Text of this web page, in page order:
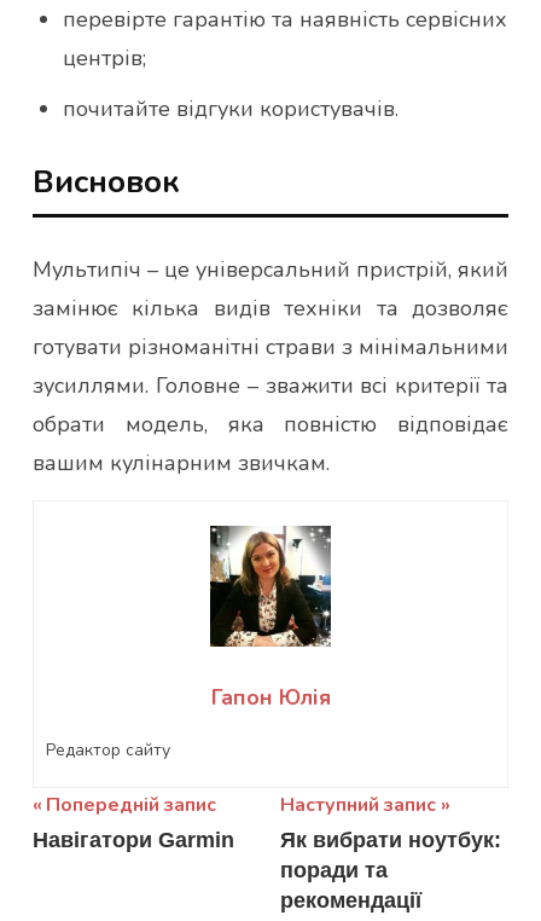
перевірте гарантію та наявність сервісних
центрів;
почитайте відгуки користувачів.
Висновок
Мультипіч – це універсальний пристрій, який
замінює кілька видів техніки та дозволяє
готувати різноманітні страви з мінімальними
зусиллями. Головне – зважити всі критерії та
обрати модель, яка повністю відповідає
вашим кулінарним звичкам.
Гапон Юлія
Редактор сайту
Навігація
записів
Попередній запис
Навігатори Garmin
Наступний запис
Як вибрати ноутбук:
поради та
рекомендації